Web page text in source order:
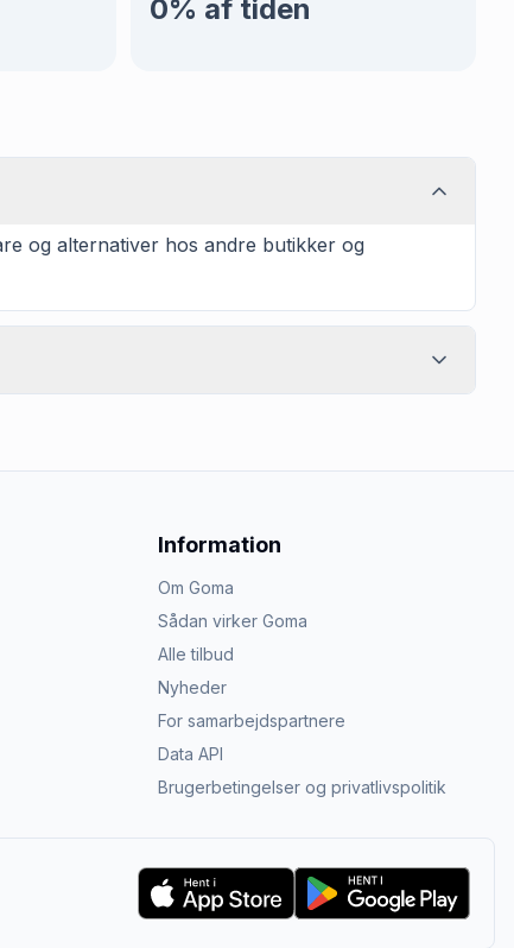
0% af tiden
og alternativer hos andre butikker og
Information
Om Goma
Sådan virker Goma
Alle tilbud
Nyheder
For samarbejdspartnere
Data API
Brugerbetingelser og privatlivspolitik